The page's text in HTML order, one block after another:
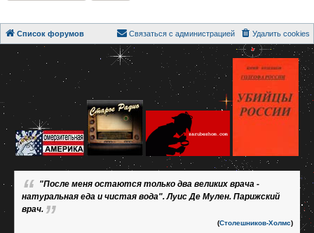
Список форумов Удалить cookies
Связаться с администрацией
"После меня остаются только два великих врача -
натуральная еда и чистая вода". Луис Де Мулен. Парижский
врач.
(Столешников-Холмс)